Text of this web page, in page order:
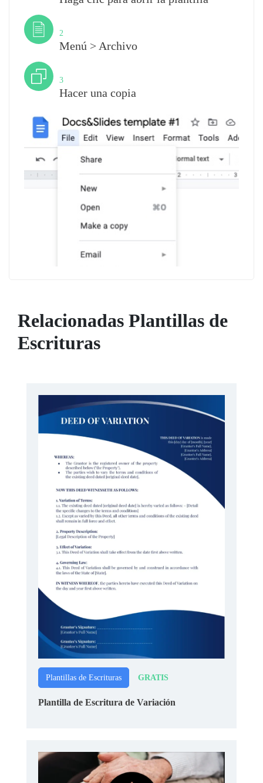
2
Menú > Archivo
3
Hacer una copia
Relacionadas Plantillas de
Escrituras
Plantillas de Escrituras GRATIS
Plantilla de Escritura de Variación